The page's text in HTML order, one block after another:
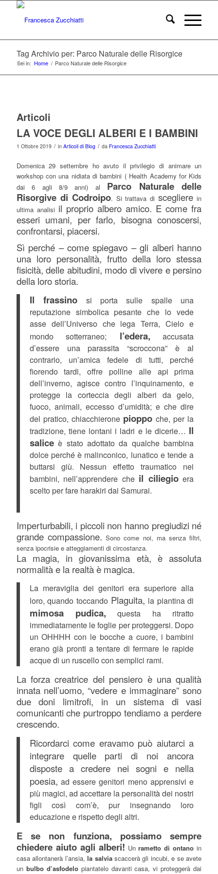
Tag Archivio per: Parco Naturale delle Risorgice
Sei in: Home / Parco Naturale delle Risorgice
Articoli
LA VOCE DEGLI ALBERI E I BAMBINI
1 Ottobre 2019 / in Articoli di Blog / da Francesca Zucchiatti
Domenica 29 settembre ho avuto il privilegio di animare un
workshop con una nidiata di bambini ( Health Academy for Kids
dai 6 agli 8/9 anni) al Parco Naturale delle
Risorgive di Codroipo. Si trattava discegliere in
ultima analisi il proprio albero amico. E come fra
esseri umani, per farlo, bisogna conoscersi,
confrontarsi, piacersi.
Sì perché – come spiegavo – gli alberi hanno
una loro personalità, frutto della loro stessa
fisicità, delle abitudini, modo di vivere e persino
della loro storia.
Il frassino si porta sulle spalle una
reputazione simbolica pesante che lo vede
asse dell’Universo che lega Terra, Cielo e
mondo sotterraneo;
l’edera, accusata
d’essere una parassita “scroccona” è al
contrario, un’amica fedele di tutti, perché
fiorendo tardi, offre polline alle api prima
dell’inverno, agisce contro l’inquinamento, e
protegge la corteccia degli alberi da gelo,
fuoco, animali, eccesso d’umidità; e che dire
del pratico, chiacchierone pioppo che, per la
tradizione, tiene lontani i ladri e le dicerie… Il
saliceè stato adottato da qualche bambina
dolce perché è malinconico, lunatico e tende a
buttarsi giù. Nessun effetto traumatico nei
bambini, nell’apprendere che il ciliegioera
scelto per fare harakiri dai Samurai.
Imperturbabili, i piccoli non hanno pregiudizi né
grande compassione. Sono come noi, ma senza filtri,
senza ipocrisie e atteggiamenti di circostanza.
La magia, in giovanissima età, è assoluta
normalità e la realtà è magica.
La meraviglia dei genitori era superiore alla
loro, quando toccando Plaguita, la piantina di
mimosa pudica, questa ha ritratto
immediatamente le foglie per proteggersi. Dopo
un OHHHH con le bocche a cuore, i bambini
erano già pronti a tentare di fermare le rapide
acque di un ruscello con semplici rami.
La forza creatrice del pensiero è una qualità
innata nell’uomo, “vedere e immaginare” sono
due doni limitrofi, in un sistema di vasi
comunicanti che purtroppo tendiamo a perdere
crescendo.
Ricordarci come eravamo può aiutarci a
integrare quelle parti di noi ancora
disposte a credere nei sogni e nella
poesia, ad essere genitori meno apprensivi e
più magici, ad accettare la personalità dei nostri
figli così com’è, pur insegnando loro
educazione e rispetto degli altri.
E se non funziona, possiamo sempre
chiedere aiuto agli alberi! Unrametto di ontano in
casa allontanerà l’ansia,la salviascaccerà gli incubi, e se avete
un bulbo d’asfodelopiantatelo davanti casa, vi proteggerà dai